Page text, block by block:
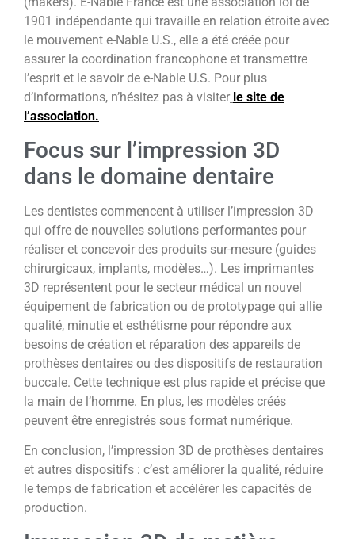
1901 indépendante qui travaille en relation étroite avec
le mouvement e-Nable U.S., elle a été créée pour
assurer la coordination francophone et transmettre
l’esprit et le savoir de e-Nable U.S. Pour plus
d’informations, n’hésitez pas à visiter le site de
l’association.
Focus sur l’impression 3D
dans le domaine dentaire
Les dentistes commencent à utiliser l’impression 3D
qui offre de nouvelles solutions performantes pour
réaliser et concevoir des produits sur-mesure (guides
chirurgicaux, implants, modèles…). Les imprimantes
3D représentent pour le secteur médical un nouvel
équipement de fabrication ou de prototypage qui allie
qualité, minutie et esthétisme pour répondre aux
besoins de création et réparation des appareils de
prothèses dentaires ou des dispositifs de restauration
buccale. Cette technique est plus rapide et précise que
la main de l’homme. En plus, les modèles créés
peuvent être enregistrés sous format numérique.
En conclusion, l’impression 3D de prothèses dentaires
et autres dispositifs : c’est améliorer la qualité, réduire
le temps de fabrication et accélérer les capacités de
production.